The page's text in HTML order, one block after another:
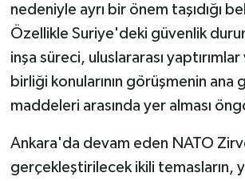
nedeniyle ayrı bir önem taşıdığı
Özellikle Suriye'deki güvenlik
inşa süreci, uluslararası
birliği konularının görüşmenin ana
maddeleri arasında yer alması
Ankara'da devam eden NATO
gerçekleştirilecek ikili temasların,